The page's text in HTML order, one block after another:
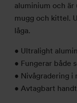
aluminium och är
mugg och kittel.
låga.
• Ultralight
• Fungerar både
• Nivågradering i
• Avtagbart